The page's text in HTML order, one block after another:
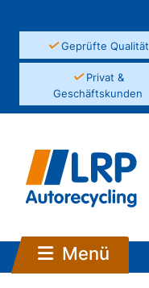
✓Geprüfte Qualität
✓Privat &
Geschäftskunden
Menü